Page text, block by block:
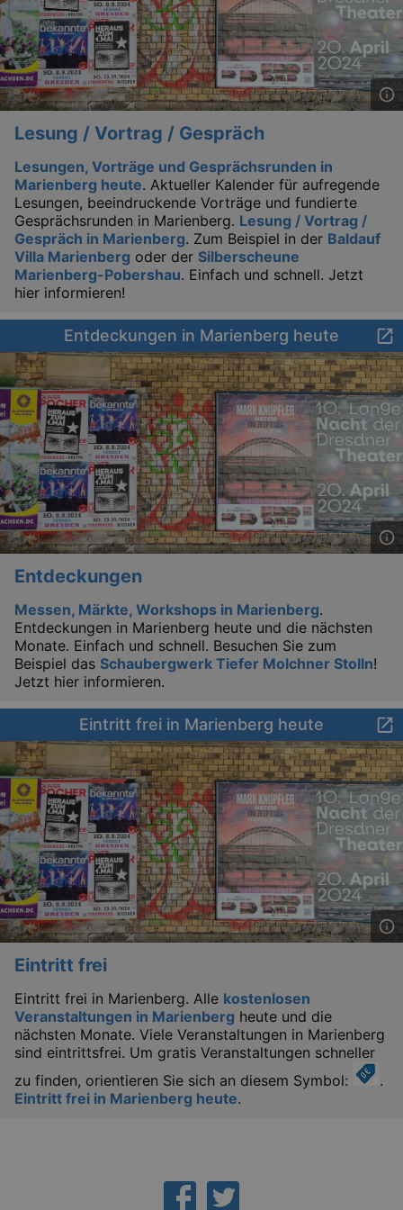
Lesung / Vortrag / Gespräch
Lesungen, Vorträge und Gesprächsrunden in
Marienberg heute. Aktueller Kalender für aufregende
Lesungen, beeindruckende Vorträge und fundierte
Gesprächsrunden in Marienberg. Lesung / Vortrag /
Gespräch in Marienberg. Zum Beispiel in der Baldauf
Villa Marienberg oder der Silberscheune
Marienberg-Pobershau. Einfach und schnell. Jetzt
hier informieren!
Entdeckungen in Marienberg heute
Entdeckungen
Messen, Märkte, Workshops in Marienberg.
Entdeckungen in Marienberg heute und die nächsten
Monate. Einfach und schnell. Besuchen Sie zum
Beispiel das Schaubergwerk Tiefer Molchner Stolln!
Jetzt hier informieren.
Eintritt frei in Marienberg heute
Eintritt frei
Eintritt frei in Marienberg. Alle kostenlosen
Veranstaltungen in Marienberg heute und die
nächsten Monate. Viele Veranstaltungen in Marienberg
sind eintrittsfrei. Um gratis Veranstaltungen schneller
zu finden, orientieren Sie sich an diesem Symbol:
.
Eintritt frei in Marienberg heute.
Name
kulturkalender_dresden_session
www.kulturkalender-
dresden.de
_ga
Google LLC
.kulturkalender-
dresden.de
.kulturkalender-
dresden.de
_gat